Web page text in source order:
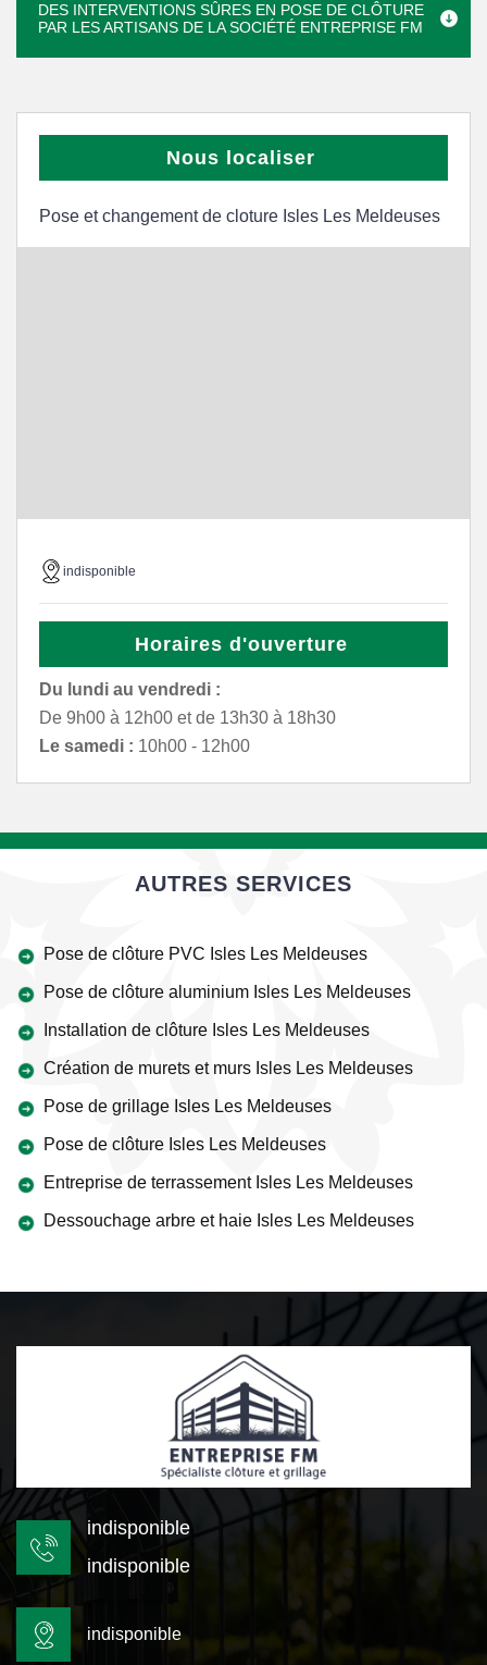
DES INTERVENTIONS SÛRES EN POSE DE CLÔTURE
PAR LES ARTISANS DE LA SOCIÉTÉ ENTREPRISE FM
Nous localiser
Pose et changement de cloture Isles Les Meldeuses
indisponible
Horaires d'ouverture
Du lundi au vendredi :
De 9h00 à 12h00 et de 13h30 à 18h30
Le samedi : 10h00 - 12h00
AUTRES SERVICES
Pose de clôture PVC Isles Les Meldeuses
Pose de clôture aluminium Isles Les Meldeuses
Installation de clôture Isles Les Meldeuses
Création de murets et murs Isles Les Meldeuses
Pose de grillage Isles Les Meldeuses
Pose de clôture Isles Les Meldeuses
Entreprise de terrassement Isles Les Meldeuses
Dessouchage arbre et haie Isles Les Meldeuses
indisponible
indisponible
indisponible